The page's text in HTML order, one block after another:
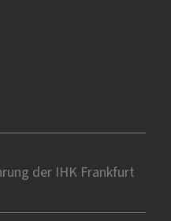
der IHK Frankfurt